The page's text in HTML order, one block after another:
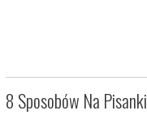
8 Sposobów Na Pisanki